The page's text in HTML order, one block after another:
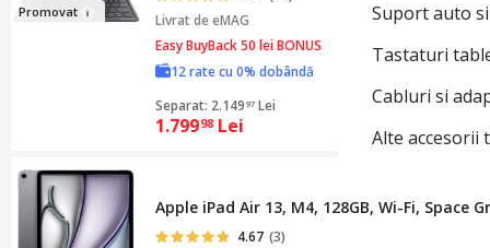
Suport auto
Tastaturi
Cabluri si
Alte accesorii
Promovat
Livrat deeMAG
Easy BuyBack 50 lei BONUS
12 rate cu 0% dobândă
Separat: 2.149 97 Lei
1.79998 Lei
Apple iPad Air 13, M4, 128GB, Wi-Fi, Space
4.67 (3)